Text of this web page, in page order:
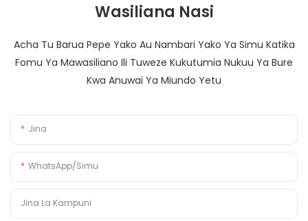
Wasiliana Nasi
Acha Tu Barua Pepe Yako Au Nambari Yako Ya Simu Katika
Fomu Ya Mawasiliano Ili Tuweze Kukutumia Nukuu Ya Bure
Kwa Anuwai Ya Miundo Yetu
Jina
WhatsApp/Simu
Jina La Kampuni